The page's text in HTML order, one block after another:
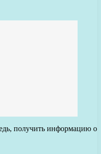
получить информацию о